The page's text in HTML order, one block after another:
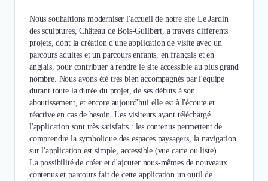
Nous souhaitions moderniser l'accueil de notre site Le Jardin
des sculptures, Château de Bois-Guilbert, à travers différents
projets, dont la création d'une application de visite avec un
parcours adultes et un parcours enfants, en français et en
anglais, pour contribuer à rendre le site accessible au plus grand
nombre. Nous avons été très bien accompagnés par l'équipe
durant toute la durée du projet, de ses débuts à son
aboutissement, et encore aujourd'hui elle est à l'écoute et
réactive en cas de besoin. Les visiteurs ayant téléchargé
l'application sont très satisfaits : les contenus permettent de
comprendre la symbolique des espaces paysagers, la navigation
sur l'application est simple, accessible (vue carte ou liste).
La possibilité de créer et d'ajouter nous-mêmes de nouveaux
contenus et parcours fait de cette application un outil de